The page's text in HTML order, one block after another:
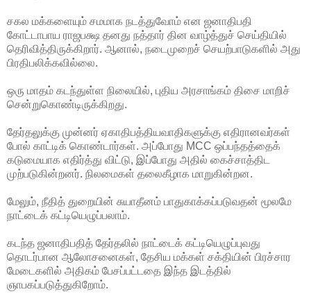
சகல மக்களையும் சமமாக நடத்துவோம் என ஜனாதிபதி
கோட்டாபாய ராஜபக்ஷ தனது நத்தார் தின வாழ்த்துச் செய்தியில்
தெரிவித்திருக்கிறார். ஆனால், நடைமுறைச் செயற்பாடுகளில் அது
பிரதிபலிக்கவில்லை.
ஒரு மாதம் கடந்துள்ள நிலையில், புதிய அரசாங்கம் திசை மாறிச்
சென்றுகொண்டிருக்கிறது.
தேர்தலுக்கு முன்னர் ஏகாதிபத்தியவாதிகளுக்கு எதிரானவர்கள்
போல் காட்டிக் கொண்டார்கள். அப்போது MCC ஒப்பந்தத்தைக்
கடுமையாக எதிர்த்து விட்டு, இப்போது அதில் கைச்சாத்திட
முற்படுகின்றனர். நிலமைகள் தலைகீழாக மாறுகின்றன.
மேலும், நீதித் துறையின் சுயாதீனம் பாதுகாக்கப்படுவதன் மூலமே
நாட்டைக் கட்டியெழுப்பலாம்.
கடந்த ஜனாதிபதித் தேர்தலில் நாட்டைக் கட்டியெழுப்புவது
தொடர்பான ஆலோசனைகள், தேசிய மக்கள் சக்தியின் பிரச்சார
மேடைகளில் அதிகம் பேசப்பட்டதை இந்த இடத்தில்
ஞாபகப்படுத்துகிறோம்.